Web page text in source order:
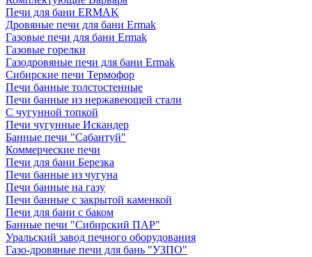
Печи для бани ERMAK
Дровяные печи для бани Ermak
Газовые печи для бани Ermak
Газовые горелки
Газодровяные печи для бани Ermak
Сибирские печи Термофор
Печи банные толстостенные
Печи банные из нержавеющей стали
С чугунной топкой
Печи чугунные Искандер
Банные печи "Сабантуй"
Коммерческие печи
Печи для бани Березка
Печи банные из чугуна
Печи банные на газу
Печи банные с закрытой каменкой
Печи для бани с баком
Банные печи "Сибирский ПАР"
Уральский завод печного оборудования
Газо-дровяные печи для бань "УЗПО"